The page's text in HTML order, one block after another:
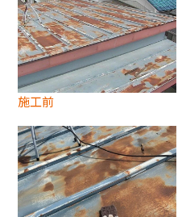
施工前